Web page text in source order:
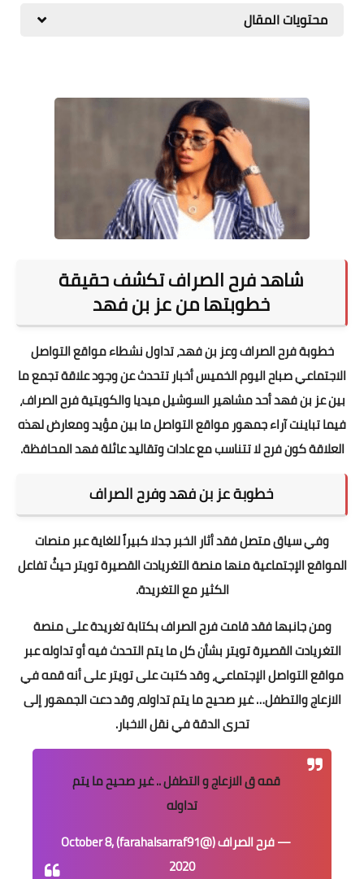
سيارات
علوم وتكنولوجيا
تعليم
وظائف خالية
محتويات المقال
شاهد فرح الصراف تكشف حقيقة
خطوبتها من عز بن فهد
خطوبة فرح الصراف وعز بن فهد، تداول نشطاء مواقع التواصل
الاجتماعي صباح اليوم الخميس أخبار تتحدث عن وجود علاقة تجمع ما
بين عز بن فهد أحد مشاهير السوشيل ميديا والكويتية فرح الصراف،
فيما تباينت آراء جمهور مواقع التواصل ما بين مؤيد ومعارض لهذه
العلاقة كون فرح لا تتناسب مع عادات وتقاليد عائلة فهد المحافظة.
خطوبة عز بن فهد وفرح الصراف
وفي سياق متصل فقد أثار الخبر جدلا كبيراً للغاية عبر منصات
المواقع الإجتماعية منها منصة التغريادت القصيرة تويتر حيثُ تفاعل
الكثير مع التغريدة.
ومن جانبها فقد قامت فرح الصراف بكتابة تغريدة على منصة
التغريادت القصيرة تويتر بشأن كل ما يتم التحدث فيه أو تداوله عبر
مواقع التواصل الإجتماعي، وقد كتبت على تويتر على أنه قمه في
الازعاج والتطفل… غير صحيح ما يتم تداوله، وقد دعت الجمهور إلى
تحرى الدقة في نقل الاخبار.
قمه ق الازعاج و التطفل .. غير صحيح ما يتم
تداوله
— فرح الصراف (@farahalsarraf91)
October 8,
2020